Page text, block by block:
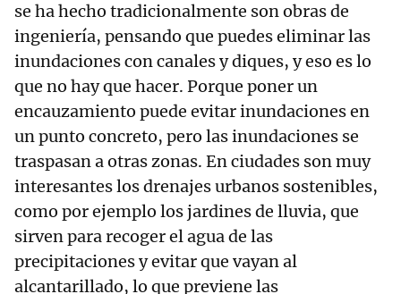
se ha hecho tradicionalmente son obras de
ingeniería, pensando que puedes eliminar las
inundaciones con canales y diques, y eso es lo
que no hay que hacer. Porque poner un
encauzamiento puede evitar inundaciones en
un punto concreto, pero las inundaciones se
traspasan a otras zonas. En ciudades son muy
interesantes los drenajes urbanos sostenibles,
como por ejemplo los jardines de lluvia, que
sirven para recoger el agua de las
precipitaciones y evitar que vayan al
alcantarillado, lo que previene las